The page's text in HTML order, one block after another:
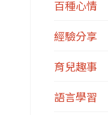
百種心情
經驗分享
育兒趣事
語言學習